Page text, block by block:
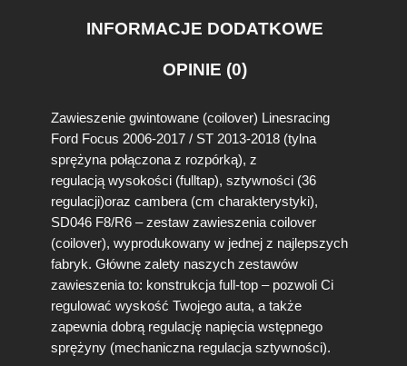
o
c
u
s
0
0
6
-
2
0
/
INFORMACJE DODATKOWE
OPINIE (0)
Zawieszenie gwintowane (coilover) Linesracing
Ford Focus 2006-2017 / ST 2013-2018 (tylna
sprężyna połączona z rozpórką), z
regulacją wysokości (fulltap), sztywności (36
regulacji)oraz cambera (cm charakterystyki),
SD046 F8/R6 – zestaw zawieszenia coilover
(coilover), wyprodukowany w jednej z najlepszych
fabryk. Główne zalety naszych zestawów
zawieszenia to: konstrukcja full-top – pozwoli Ci
regulować wyskość Twojego auta, a także
zapewnia dobrą regulację napięcia wstępnego
sprężyny (mechaniczna regulacja sztywności).